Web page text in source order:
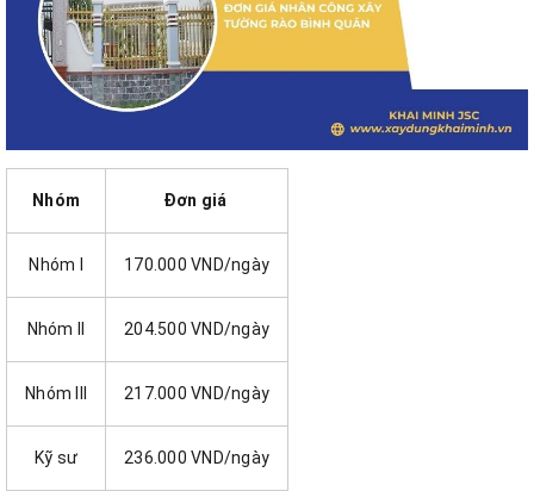
Nhóm Đơn giá
Nhóm I 170.000 VND/ngày
Nhóm II 204.500 VND/ngày
Nhóm III 217.000 VND/ngày
Kỹ sư 236.000 VND/ngày